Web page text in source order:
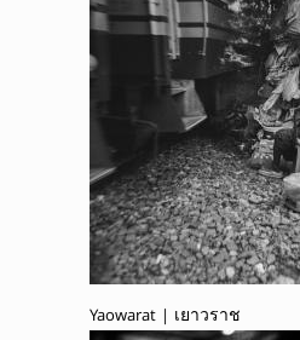
Yaowarat | เยาวราช